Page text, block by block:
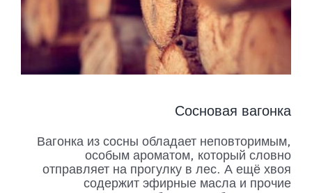
Сосновая вагонка
Вагонка из сосны обладает неповторимым,
особым ароматом, который словно
отправляет на прогулку в лес. А ещё хвоя
содержит эфирные масла и прочие